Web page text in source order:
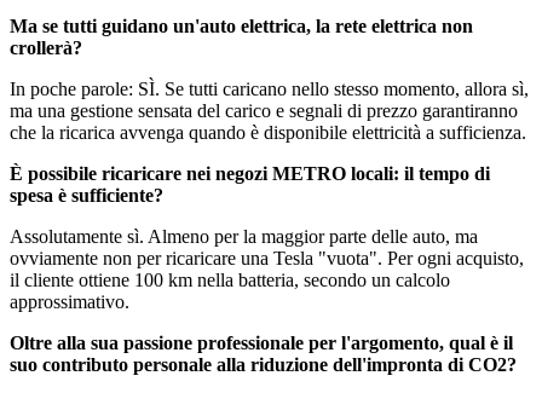
Ma se tutti guidano un'auto elettrica, la rete elettrica non
crollerà?
In poche parole: SÌ. Se tutti caricano nello stesso momento, allora sì,
ma una gestione sensata del carico e segnali di prezzo garantiranno
che la ricarica avvenga quando è disponibile elettricità a sufficienza.
È possibile ricaricare nei negozi METRO locali: il tempo di
spesa è sufficiente?
Assolutamente sì. Almeno per la maggior parte delle auto, ma
ovviamente non per ricaricare una Tesla "vuota". Per ogni acquisto,
il cliente ottiene 100 km nella batteria, secondo un calcolo
approssimativo.
Oltre alla sua passione professionale per l'argomento, qual è il
suo contributo personale alla riduzione dell'impronta di CO2?